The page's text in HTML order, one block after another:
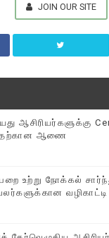
JOIN OUR SITE
ஆசிரியர்களுக்கு
ஆணை
உற்று நோக்கல்
வழிகாட்டி